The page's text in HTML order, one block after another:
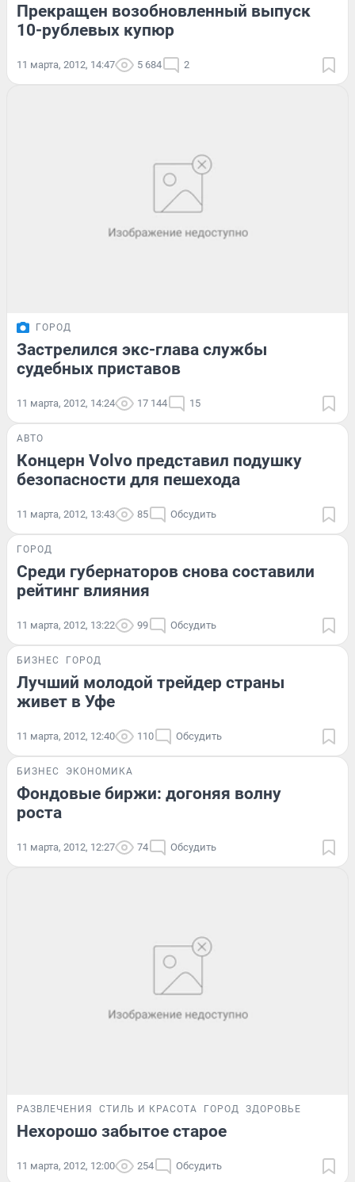
Прекращен возобновленный выпуск
10-рублевых купюр
11 марта, 2012, 14:47 5 684 2
ГОРОД
Застрелился экс-глава службы
судебных приставов
11 марта, 2012, 14:24 17 144 15
АВТО
Концерн Volvo представил подушку
безопасности для пешехода
11 марта, 2012, 13:43 85 Обсудить
ГОРОД
Среди губернаторов снова составили
рейтинг влияния
11 марта, 2012, 13:22 99 Обсудить
БИЗНЕС ГОРОД
Лучший молодой трейдер страны
живет в Уфе
11 марта, 2012, 12:40 110 Обсудить
БИЗНЕС ЭКОНОМИКА
Фондовые биржи: догоняя волну
роста
11 марта, 2012, 12:27 74 Обсудить
РАЗВЛЕЧЕНИЯ СТИЛЬ И КРАСОТА ГОРОД ЗДОРОВЬЕ
Нехорошо забытое старое
11 марта, 2012, 12:00 254 Обсудить